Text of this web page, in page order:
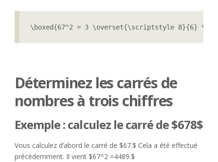
\boxed{67^2 = 3 \overset{\scriptstyle 8}{6}
Déterminez les carrés de
nombres à trois chiffres
Exemple : calculez le carré de $678$
Vous calculez d’abord le carré de $67.$ Cela a été effectué
précédemment. Il vient $67^2 =4489.$